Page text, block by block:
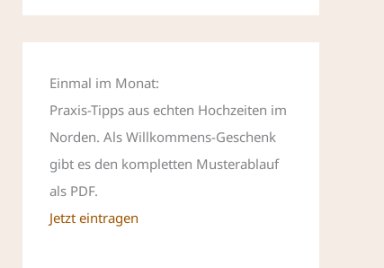
Einmal im Monat:
Praxis-Tipps aus echten Hochzeiten im
Norden. Als Willkommens-Geschenk
gibt es den kompletten Musterablauf
als PDF.
Jetzt eintragen